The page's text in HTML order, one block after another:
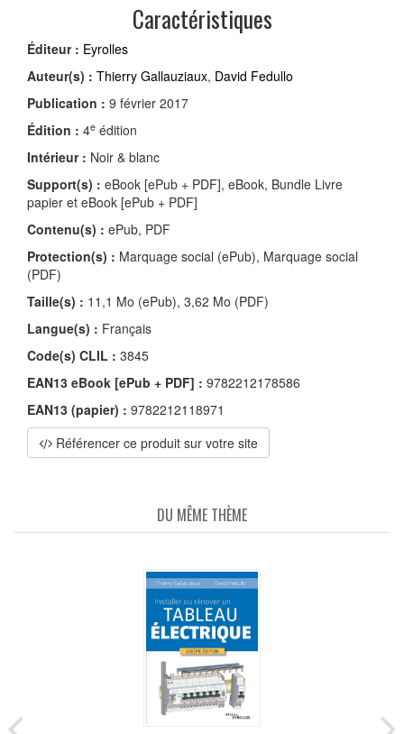
Caractéristiques
Éditeur : Eyrolles
Auteur(s) : Thierry Gallauziaux, David Fedullo
Publication : 9 février 2017
Édition : 4e édition
Intérieur : Noir & blanc
Support(s) : eBook [ePub + PDF], eBook, Bundle Livre
papier et eBook [ePub + PDF]
Contenu(s) : ePub, PDF
Protection(s) : Marquage social (ePub), Marquage social
(PDF)
Taille(s) : 11,1 Mo (ePub), 3,62 Mo (PDF)
Langue(s) : Français
Code(s) CLIL : 3845
EAN13 eBook [ePub + PDF] : 9782212178586
EAN13 (papier) : 9782212118971
Référencer ce produit sur votre site
DU MÊME THÈME